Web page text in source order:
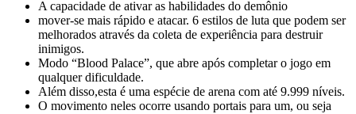
A capacidade de ativar as habilidades do demônio
mover-se mais rápido e atacar. 6 estilos de luta que podem ser
melhorados através da coleta de experiência para destruir
inimigos.
Modo “Blood Palace”, que abre após completar o jogo em
qualquer dificuldade.
Além disso,esta é uma espécie de arena com até 9.999 níveis.
O movimento neles ocorre usando portais para um, ou seja